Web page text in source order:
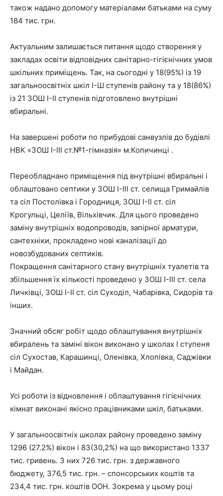
також надано допомогу матеріалами батьками на суму
184 тис. грн.
Актуальним залишається питання щодо створення у
закладах освіти відповідних санітарно-гігієнічних умов
шкільних приміщень. Так, на сьогодні у 18(95%) із 19
загальноосвітніх шкіл І-Ш ступенів району та у 18(86%)
із 21 ЗОШ І-ІІ ступенів підготовлено внутрішні
вбиральні.
На завершені роботи по прибудові санвузлів до будівлі
НВК «ЗОШ І-ІІІ ст.№1-гімназія» м.Копичинці .
Переобладнано приміщення під внутрішні вбиральні і
облаштовано септики у ЗОШ І-ІІІ ст. селища Гримайлів
та сіл Постолівка і Городниця, ЗОШ І-ІІ ст. сіл
Крогульці, Целіїв, Вільхівчик. Для цього проведено
заміну внутрішніх водопроводів, запірної арматури,
сантехніки, прокладено нові каналізації до
новозбудованих септиків.
Покращення санітарного стану внутрішніх туалетів та
збільшення їх кількості проведено у ЗОШ І-ІІІ ст. села
Личківці, ЗОШ І-ІІ ст. сіл Суходіл, Чабарівка, Сидорів та
інших.
Значний обсяг робіт щодо облаштування внутрішніх
вбиралень та заміні вікон виконано у школах І ступеня
сіл Сухостав, Карашинці, Оленівка, Хлопівка, Саджівки
і Майдан.
Усі роботи із відновлення і облаштування гігієнічних
кімнат виконані якісно працівниками шкіл, батьками.
У загальноосвітніх школах району проведено заміну
1296 (27.2%) вікон і 83(30,2%) на що використано 1337
тис. гривень. З них 726 тис. грн. з державного
бюджету, 376,5 тис. грн. – спонсорських коштів та
234,4 тис. грн. коштів ООН. Зокрема у цьому році